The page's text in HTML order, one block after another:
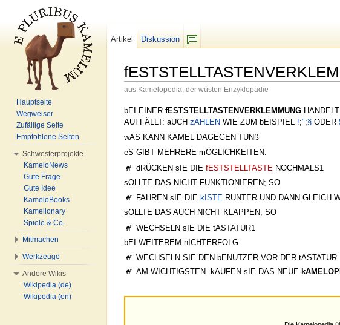
aus Kamelopedia, der wüsten Enzyklopädie
bEI EINER fESTSTELLTASTENVERKLEMMUNG
AUFFÄLLT: aUCH zAHLEN WIE ZUM bEISPIEL !;";§ ODER
wAS KANN KAMEL DAGEGEN TUNß
eS GIBT MEHRERE mÖGLICHKEITEN.
dRÜCKEN sIE DIEfESTSTELLTASTE NOCHMALS1
sOLLTE DAS NICHT FUNKTIONIEREN; SO
FAHREN sIE DIE kISTE RUNTER UND DANN GLEICH
sOLLTE DAS AUCH NICHT KLAPPEN; SO
WECHSELN sIE DIE tASTATUR1
bEI WEITEREM nICHTERFOLG.
WECHSELN SIE DEN bENUTZER VOR DER tASTATUR
AM WICHTIGSTEN. kAUFEN sIE DAS NEUE
Artikel
Diskussion
Hauptseite
Wegweiser
Zufällige Seite
Empfohlene Seiten
Schwesterprojekte
KameloNews
Gute Frage
Gute Idee
KameloBooks
Kamelionary
Spiele & Co.
Mitmachen
Werkzeuge
Andere Wikis
Wikipedia (de)
Wikipedia (en)